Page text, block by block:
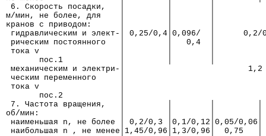
6. Скорость посадки,   │         │        │
м/мин, не более, для    │         │        │
кранов с приводом:      │         │        │
гидравлическим и элект-│ 0,25/0,4│0,096/  │
рическим постоянного   │         │   0,4  │
тока v                 │         │        │
пос.1            │         │        │
механическим и электри-│                          1,2
ческим переменного     │
тока v                 │
       пос.2            │
7. Частота вращения,   │         │        │
об/мин:                 │         │        │
наименьшая n, не более │ 0,2/0,3 │0,1/0,12│0,05/
наибольшая n , не менее│1,45/0,96│1,3/0,96│  0,75